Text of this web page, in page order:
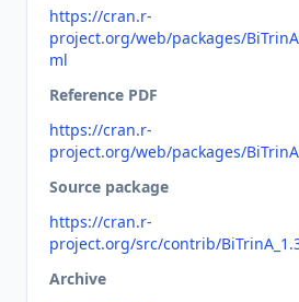
https://cran.r-
project.org/web/packages/
ml
Reference PDF
https://cran.r-
project.org/web/packages/
Source package
https://cran.r-
project.org/src/contrib/
Archive